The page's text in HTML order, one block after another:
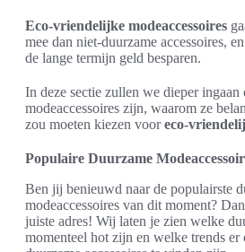
Eco-vriendelijke modeaccessoires
mee dan niet-duurzame accessoires,
de lange termijn geld besparen.
In deze sectie zullen we dieper ingaan
modeaccessoires zijn, waarom ze
zou moeten kiezen vooreco-
Populaire Duurzame
Ben jij benieuwd naar de populairste
modeaccessoires van dit moment?
juiste adres! Wij laten je zien welke
momenteel hot zijn en welke trends er